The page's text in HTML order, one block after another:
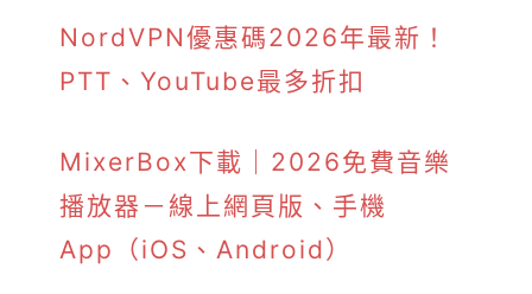
NordVPN優惠碼2026年最新！
PTT、YouTube最多折扣
MixerBox下載｜2026免費音樂
播放器－線上網頁版、手機
App（iOS、Android）